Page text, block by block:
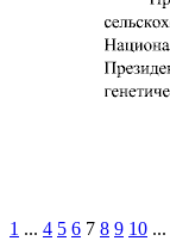
1 ... 4 5 6 7 8 9 10 ...